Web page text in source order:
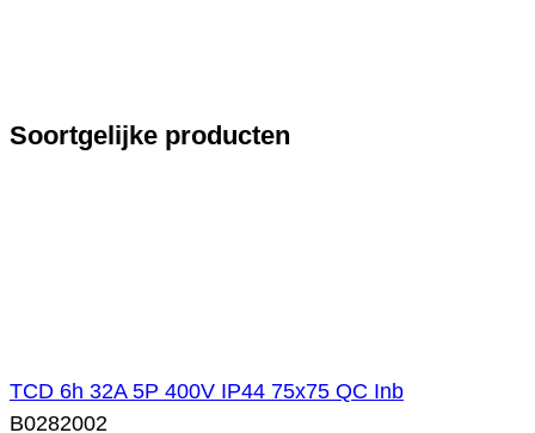
Soortgelijke producten
TCD 6h 32A 5P 400V IP44 75x75 QC Inb
B0282002